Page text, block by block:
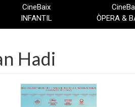
CineBaix
INFANTIL
ÒPERA &
Hadi